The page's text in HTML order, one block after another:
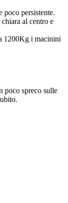
poco persistente.
al centro e
1200Kg i macinini
poco spreco sulle